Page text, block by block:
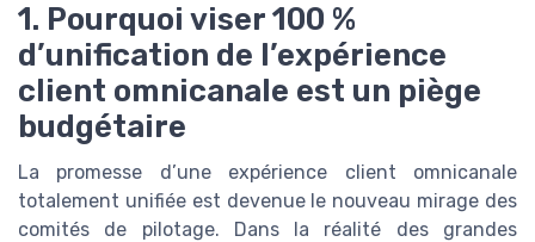
1. Pourquoi viser 100 %
d’unification de l’expérience
client omnicanale est un piège
budgétaire
La promesse d’une expérience client omnicanale
totalement unifiée est devenue le nouveau mirage des
comités de pilotage. Dans la réalité des grandes